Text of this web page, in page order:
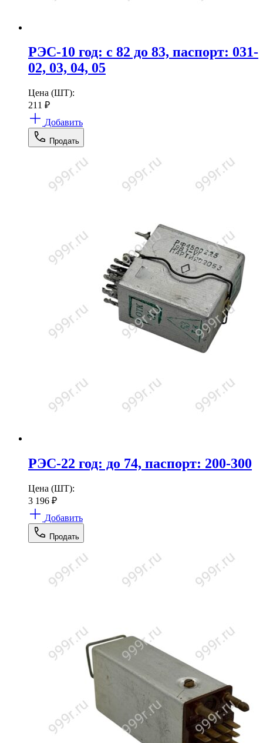
РЭС-10 год: с 82 до 83, паспорт: 031-
02, 03, 04, 05
Цена (ШТ):
211 ₽
Добавить
Продать
РЭС-22 год: до 74, паспорт: 200-300
Цена (ШТ):
3 196 ₽
Добавить
Продать